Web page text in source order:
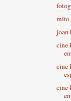
mito
joan
cine
cine
cine